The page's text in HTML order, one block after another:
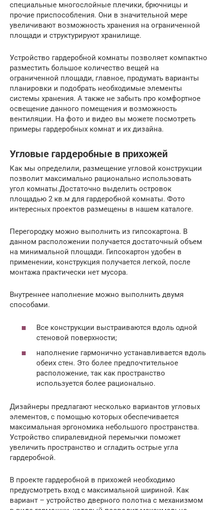
специальные многослойные плечики, брючницы и
прочие приспособления. Они в значительной мере
увеличивают возможность хранения на ограниченной
площади и структурируют хранилище.
Устройство гардеробной комнаты позволяет компактно
разместить большое количество вещей на
ограниченной площади, главное, продумать варианты
планировки и подобрать необходимые элементы
системы хранения. А также не забыть про комфортное
освещение данного помещения и возможность
вентиляции. На фото и видео вы можете посмотреть
примеры гардеробных комнат и их дизайна.
Угловые гардеробные в прихожей
Как мы определили, размещение угловой конструкции
позволит максимально рационально использовать
угол комнаты.Достаточно выделить островок
площадью 2 кв.м для гардеробной комнаты. Фото
интересных проектов размещены в нашем каталоге.
Перегородку можно выполнить из гипсокартона. В
данном расположении получается достаточный объем
на минимальной площади. Гипсокартон удобен в
применении, конструкция получается легкой, после
монтажа практически нет мусора.
Внутреннее наполнение можно выполнить двумя
способами.
Все конструкции выстраиваются вдоль одной
стеновой поверхности;
наполнение гармонично устанавливается вдоль
обеих стен. Это более предпочтительное
расположение, так как пространство
используется более рационально.
Дизайнеры предлагают несколько вариантов угловых
элементов, с помощью которых обеспечивается
максимальная эргономика небольшого пространства.
Устройство спиралевидной перемычки поможет
увеличить пространство и сгладить острые угла
гардеробной.
В проекте гардеробной в прихожей необходимо
предусмотреть вход с максимальной шириной. Как
вариант – устройство дверного полотна с механизмом